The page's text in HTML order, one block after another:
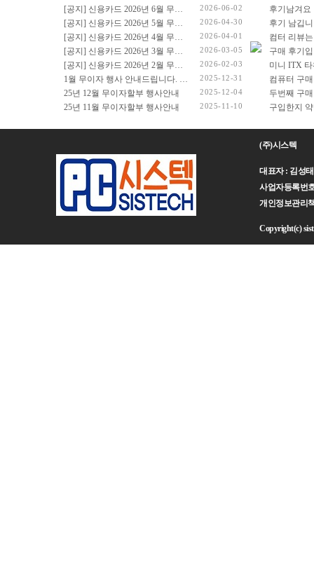
[공지] 신용카드 2026년 6월 무이자 행사 안내드립니다. 2026-06-02
[공지] 신용카드 2026년 5월 무이자 행사 안내드립니다. 2026-04-30
[공지] 신용카드 2026년 4월 무이자 행사 안내드립니다. 2026-04-01
[공지] 신용카드 2026년 3월 무이자 행사 안내드립니다. 2026-03-05
[공지] 신용카드 2026년 2월 무이자 행사 안내드립니다. 2026-02-03
1월 무이자 행사 안내드립니다. (2026년 1월 1일 ~ 2026년 1월 31일) 2025-12-31
25년 12월 무이자할부 행사안내 2025-12-04
25년 11월 무이자할부 행사안내 2025-11-10
후기남겨요
후기 남깁
컴터 리뷰
구매 후기
컴퓨터 구
두번째 구
(주)시스텍
대표자 : 김성
사업자등록번
개인정보관리
Copyright(c)